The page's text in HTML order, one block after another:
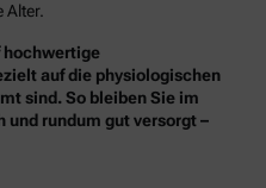
Alter.
hochwertige
auf die physiologischen
sind. So bleiben Sie im
rundum gut versorgt –